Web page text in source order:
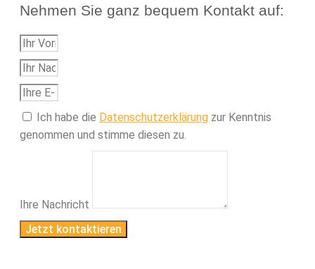
Nehmen Sie ganz bequem Kontakt auf:
Ich habe die Datenschutzerklärung zur Kenntnis
genommen und stimme diesen zu.
Ihre Nachricht
Jetzt kontaktieren